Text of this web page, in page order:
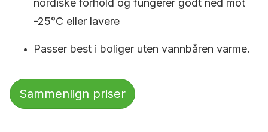
nordiske forhold og fungerer godt ned mot
-25°C eller lavere
Passer best i boliger uten vannbåren varme.
Sammenlign priser